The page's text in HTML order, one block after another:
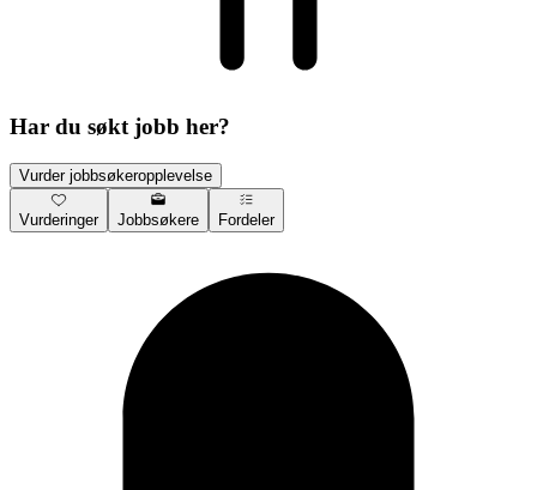
Har du søkt jobb her?
Vurder jobbsøkeropplevelse
Vurderinger Jobbsøkere Fordeler